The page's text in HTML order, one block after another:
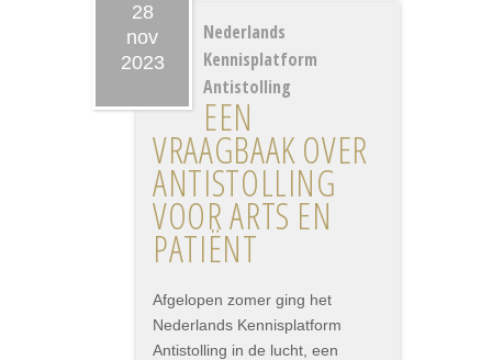
28
nov
2023
Nederlands
Kennisplatform
Antistolling
EEN
VRAAGBAAK OVER
ANTISTOLLING
VOOR ARTS EN
PATIËNT
Afgelopen zomer ging het
Nederlands Kennisplatform
Antistolling in de lucht, een